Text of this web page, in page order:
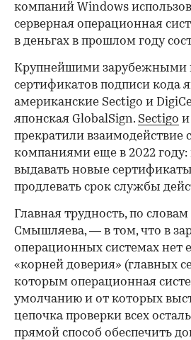
компаний Windows
серверная операционная
в деньгах в прошлом году
Крупнейшими зарубежными
сертификатов подписи кода
американские Sectigo и
японская GlobalSign. Sectigo и
прекратили взаимодействие
компаниями еще в 2022 году:
выдавать новые
продлевать срок службы
Главная трудность, по
Смышляева, — в том, что в
операционных системах нет
«корней доверия» (главных
которым операционная
умолчанию и от которых
цепочка проверки всех
прямой способ обеспечить